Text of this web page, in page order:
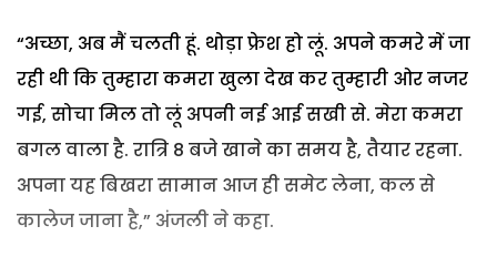
“अच्छा, अब मैं चलती हूं. थोड़ा फ्रेश हो लूं. अपने कमरे में जा
रही थी कि तुम्हारा कमरा खुला देख कर तुम्हारी ओर नजर
गई, सोचा मिल तो लूं अपनी नई आई सखी से. मेरा कमरा
बगल वाला है. रात्रि 8 बजे खाने का समय है, तैयार रहना.
अपना यह बिखरा सामान आज ही समेट लेना, कल से
कालेज जाना है,” अंजली ने कहा.